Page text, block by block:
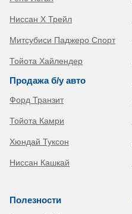
Ниссан Х Трейл
Митсубиси Паджеро Спорт
Тойота Хайлендер
Продажа б/у авто
Форд Транзит
Тойота Камри
Хюндай Туксон
Ниссан Кашкай
Полезности